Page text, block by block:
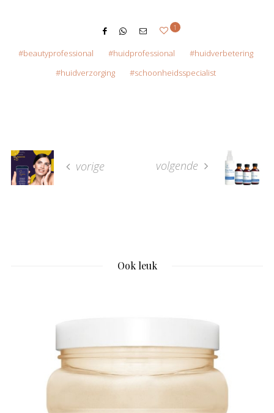
1
beautyprofessional huidprofessional
huidverbetering
huidverzorging
schoonheidsspecialist
vorige volgende
Ook leuk